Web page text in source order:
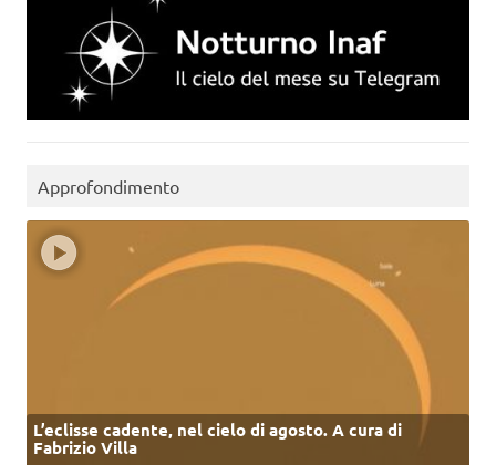
Approfondimento
L’eclisse cadente, nel cielo di agosto. A cura di
Fabrizio Villa